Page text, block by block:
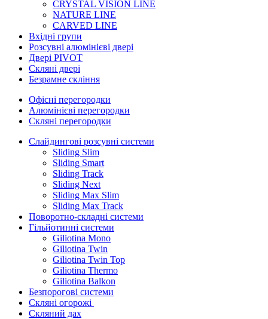
CRYSTAL VISION LINE
NATURE LINE
CARVED LINE
Вхідні групи
Розсувні алюмінієві двері
Двері PIVOT
Скляні двері
Безрамне скління
Офісні перегородки
Алюмінієві перегородки
Скляні перегородки
Слайдингові розсувні системи
Sliding Slim
Sliding Smart
Sliding Track
Sliding Next
Sliding Max Slim
Sliding Max Track
Поворотно-складні системи
Гільйотинні системи
Giliotina Mono
Giliotina Twin
Giliotina Twin Top
Giliotina Thermo
Giliotina Balkon
Безпорогові системи
Скляні огорожі
Скляний дах